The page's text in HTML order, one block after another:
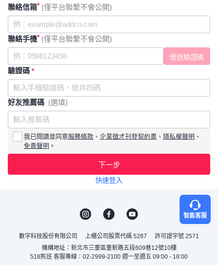
聯絡信箱* (僅平台聯繫不會公開)
聯絡手機* (僅平台聯繫不會公開)
驗證碼 *
好友推薦碼 (選填)
我已閱讀並同意服務條款 、 企業徵才刊登契約書 、 隱私權聲明 、
免責聲明 。
下一步
快速登入
智能客服
數字科技股份有限公司 上櫃公司股票代碼 5287
許可證字號 2571
機構地址：新北市三重區重新路五段609巷12號10樓
518熊班 客服專線：02-2999-2100 週一至週五 09:00 - 18:00